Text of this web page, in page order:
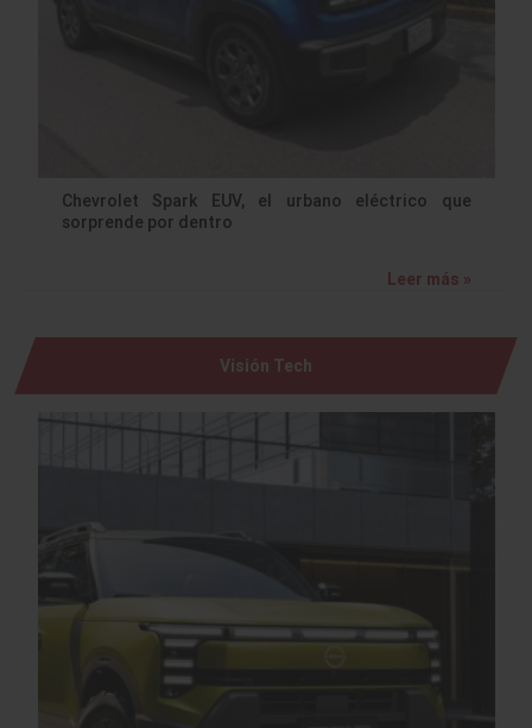
Chevrolet Spark EUV, el urbano eléctrico que
sorprende por dentro
Leer más »
Visión Tech